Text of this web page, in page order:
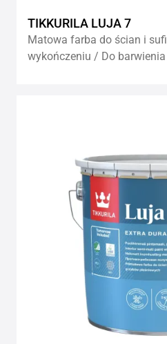
TIKKURILA LUJA 7
Matowa farba do ścian i
wykończeniu / Do barwienia